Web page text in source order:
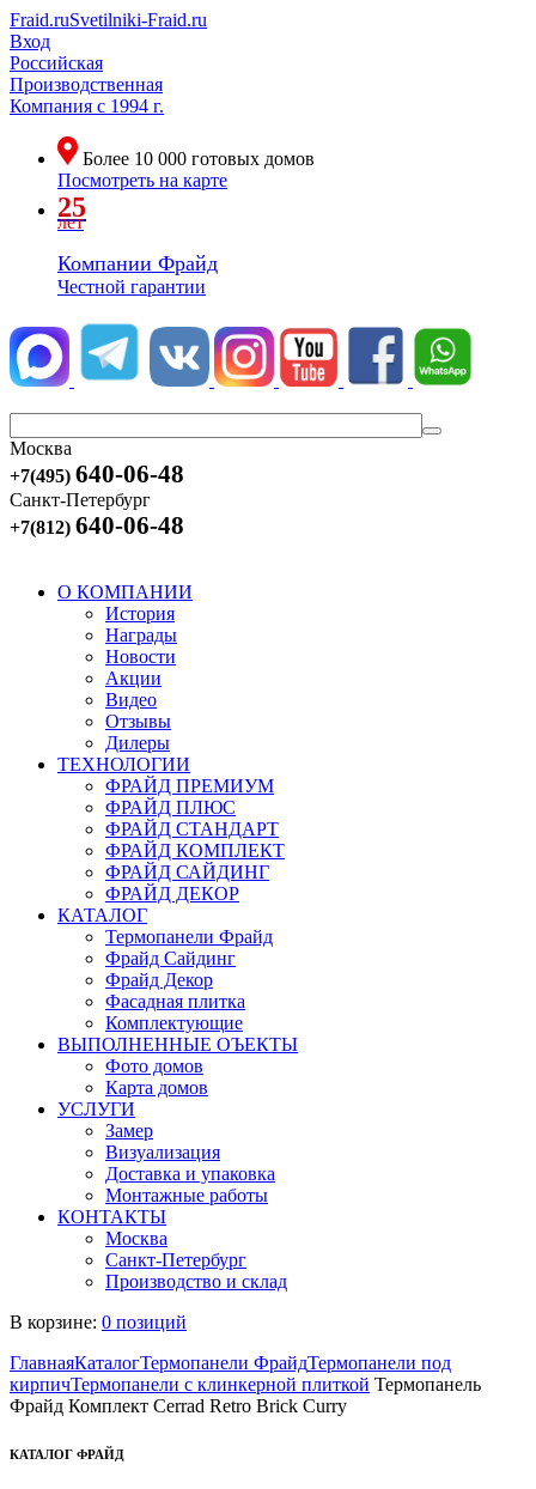
Fraid.ruSvetilniki-Fraid.ru
Вход
Российская
Производственная
Компания с 1994 г.
Более 10 000 готовых домов
Посмотреть на карте
25
лет
Компании Фрайд
Честной гарантии
Москва
+7(495) 640-06-48
Санкт-Петербург
+7(812) 640-06-48
О КОМПАНИИ
История
Награды
Новости
Акции
Видео
Отзывы
Дилеры
ТЕХНОЛОГИИ
ФРАЙД ПРЕМИУМ
ФРАЙД ПЛЮС
ФРАЙД СТАНДАРТ
ФРАЙД КОМПЛЕКТ
ФРАЙД САЙДИНГ
ФРАЙД ДЕКОР
КАТАЛОГ
Термопанели Фрайд
Фрайд Сайдинг
Фрайд Декор
Фасадная плитка
Комплектующие
ВЫПОЛНЕННЫЕ ОЪЕКТЫ
Фото домов
Карта домов
УСЛУГИ
Замер
Визуализация
Доставка и упаковка
Монтажные работы
КОНТАКТЫ
Москва
Санкт-Петербург
Производство и склад
В корзине: 0 позиций
ГлавнаяКаталогТермопанели ФрайдТермопанели под
кирпичТермопанели с клинкерной плиткой Термопанель
Фрайд Комплект Cerrad Retro Brick Curry
КАТАЛОГ ФРАЙД